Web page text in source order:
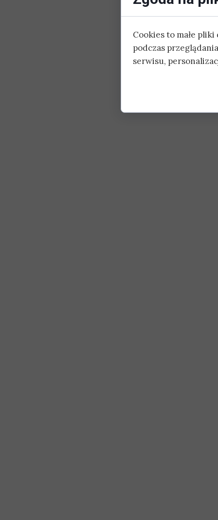
Cookies to małe
podczas
serwisu,